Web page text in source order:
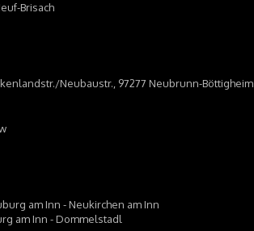
Brisach
Neubaustr., 97277 Neubrunn-Böttigheim
am Inn - Neukirchen am Inn
am Inn - Dommelstadl